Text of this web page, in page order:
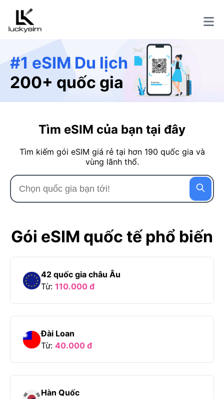
#1 eSIM Du lịch
200+ quốc gia
Tìm eSIM của bạn tại đây
Tìm kiếm gói eSIM giá rẻ tại hơn 190 quốc gia và
vùng lãnh thổ.
Gói eSIM quốc tế phổ biến
42 quốc gia châu Âu
Từ: 110.000 đ
Đài Loan
Từ: 40.000 đ
Hàn Quốc